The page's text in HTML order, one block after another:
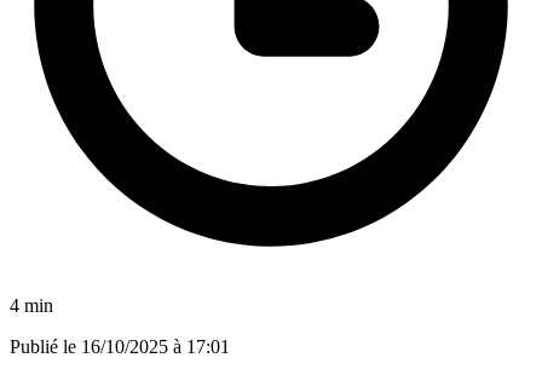
4 min
Publié le 16/10/2025 à 17:01